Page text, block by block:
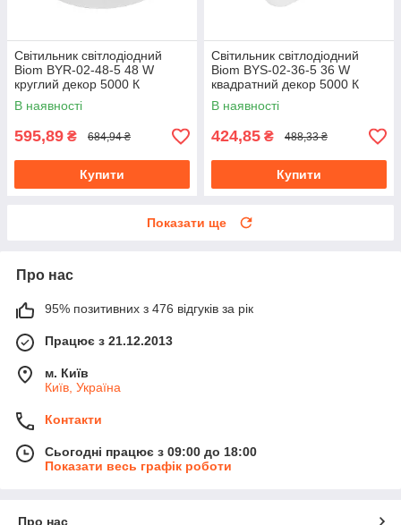
Світильник світлодіодний
Biom BYR-02-48-5 48 W
круглий декор 5000 К
В наявності
595,89 ₴ 684,94 ₴
Купити
Світильник світлодіодний
Biom BYS-02-36-5 36 W
квадратний декор 5000 К
В наявності
424,85 ₴ 488,33 ₴
Купити
Показати ще
Про нас
95% позитивних з 476 відгуків за рік
Працює з 21.12.2013
м. Київ
Київ, Україна
Контакти
Сьогодні працює з 09:00 до 18:00
Показати весь графік роботи
Про нас